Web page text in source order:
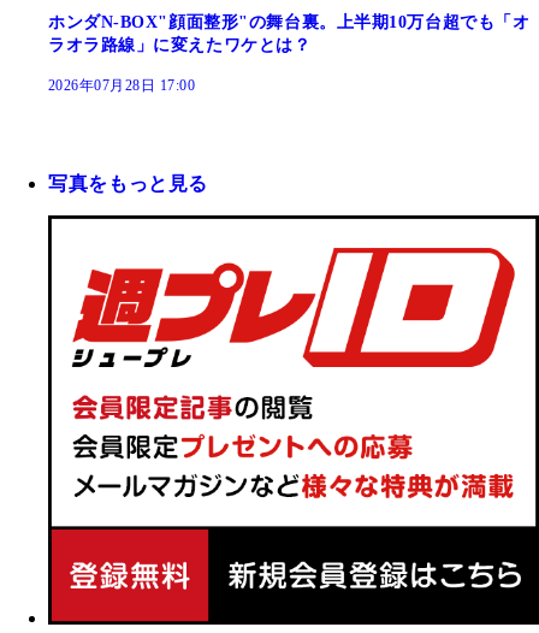
ホンダN-BOX"顔面整形"の舞台裏。上半期10万台超でも「オ
ラオラ路線」に変えたワケとは？
2026年07月28日 17:00
写真をもっと見る